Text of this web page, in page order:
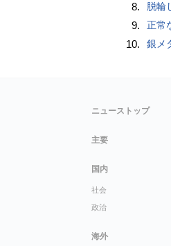
8. 脱輪
9. 正常
10. 銀メ
ニューストップ
主要
国内
社会
政治
海外